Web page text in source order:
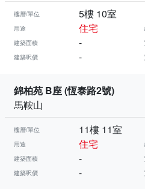
樓層/單位 5樓 10室
用途 住宅
建築面積 -
建築呎價 -
錦柏苑 B座 (恆泰路2號)
馬鞍山
樓層/單位 11樓 11室
用途 住宅
建築面積 -
建築呎價 -